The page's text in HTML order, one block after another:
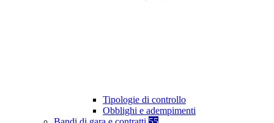
Tipologie di controllo
Obblighi e adempimenti